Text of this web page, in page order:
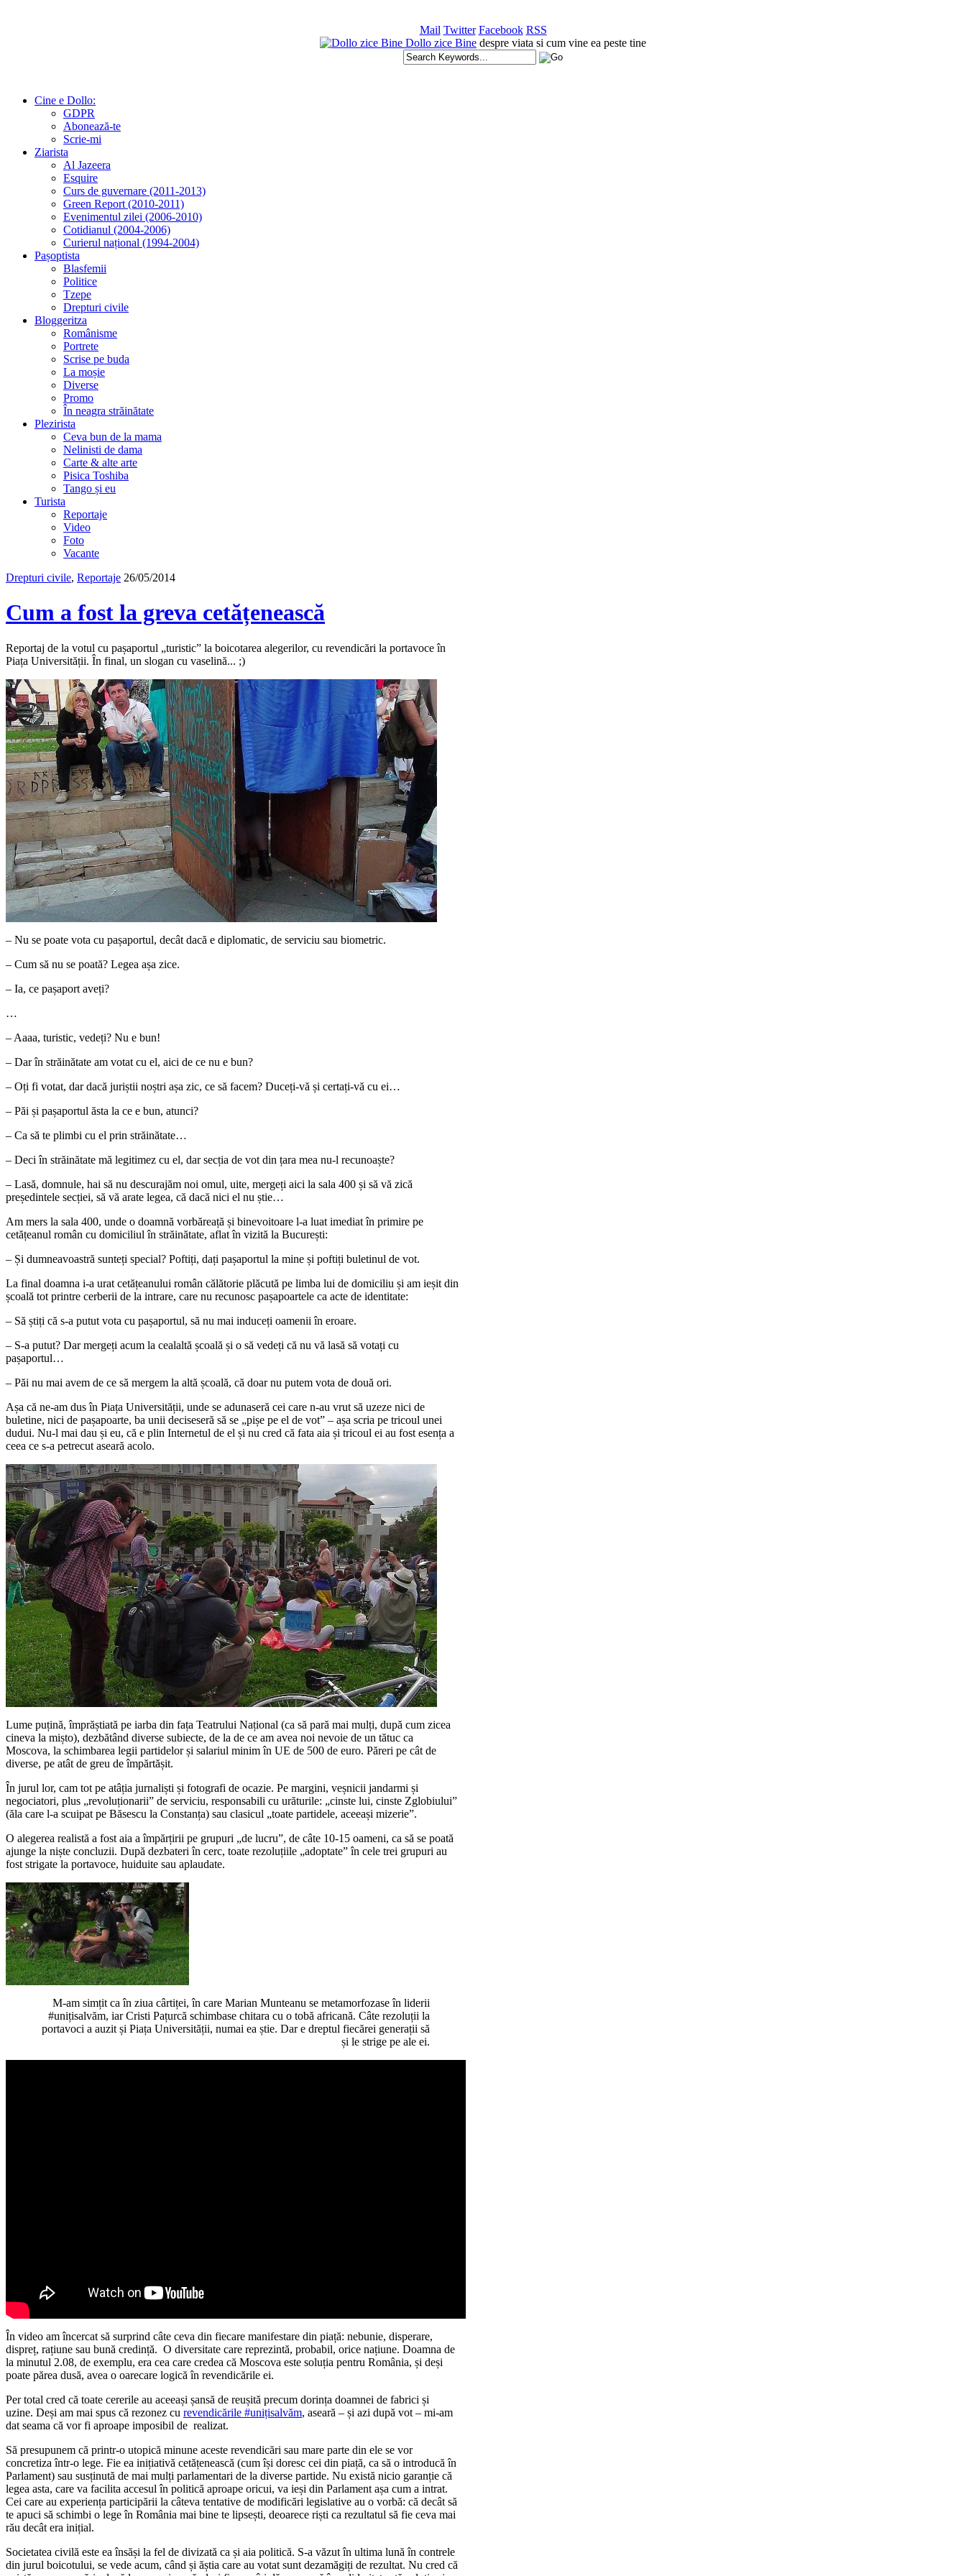
Mail Twitter Facebook RSS
Dollo zice Bine despre viata si cum vine ea peste tine
Cine e Dollo:
GDPR
Abonează-te
Scrie-mi
Ziarista
Al Jazeera
Esquire
Curs de guvernare (2011-2013)
Green Report (2010-2011)
Evenimentul zilei (2006-2010)
Cotidianul (2004-2006)
Curierul național (1994-2004)
Pașoptista
Blasfemii
Politice
Tzepe
Drepturi civile
Bloggeritza
Românisme
Portrete
Scrise pe buda
La moșie
Diverse
Promo
În neagra străinătate
Plezirista
Ceva bun de la mama
Nelinisti de dama
Carte & alte arte
Pisica Toshiba
Tango și eu
Turista
Reportaje
Video
Foto
Vacante
Drepturi civile, Reportaje 26/05/2014
Cum a fost la greva cetățenească
Reportaj de la votul cu pașaportul „turistic” la boicotarea alegerilor, cu revendicări la portavoce în
Piața Universității. În final, un slogan cu vaselină... ;)
– Nu se poate vota cu pașaportul, decât dacă e diplomatic, de serviciu sau biometric.
– Cum să nu se poată? Legea așa zice.
– Ia, ce pașaport aveți?
…
– Aaaa, turistic, vedeți? Nu e bun!
– Dar în străinătate am votat cu el, aici de ce nu e bun?
– Oți fi votat, dar dacă juriștii noștri așa zic, ce să facem? Duceți-vă și certați-vă cu ei…
– Păi și pașaportul ăsta la ce e bun, atunci?
– Ca să te plimbi cu el prin străinătate…
– Deci în străinătate mă legitimez cu el, dar secția de vot din țara mea nu-l recunoaște?
– Lasă, domnule, hai să nu descurajăm noi omul, uite, mergeți aici la sala 400 și să vă zică
președintele secției, să vă arate legea, că dacă nici el nu știe…
Am mers la sala 400, unde o doamnă vorbăreață și binevoitoare l-a luat imediat în primire pe
cetățeanul român cu domiciliul în străinătate, aflat în vizită la București:
– Și dumneavoastră sunteți special? Poftiți, dați pașaportul la mine și poftiți buletinul de vot.
La final doamna i-a urat cetățeanului român călătorie plăcută pe limba lui de domiciliu și am ieșit din
școală tot printre cerberii de la intrare, care nu recunosc pașapoartele ca acte de identitate:
– Să știți că s-a putut vota cu pașaportul, să nu mai induceți oamenii în eroare.
– S-a putut? Dar mergeți acum la cealaltă școală și o să vedeți că nu vă lasă să votați cu
pașaportul…
– Păi nu mai avem de ce să mergem la altă școală, că doar nu putem vota de două ori.
Așa că ne-am dus în Piața Universității, unde se adunaseră cei care n-au vrut să uzeze nici de
buletine, nici de pașapoarte, ba unii deciseseră să se „pișe pe el de vot” – așa scria pe tricoul unei
dudui. Nu-l mai dau și eu, că e plin Internetul de el și nu cred că fata aia și tricoul ei au fost esența a
ceea ce s-a petrecut aseară acolo.
Lume puțină, împrăștiată pe iarba din fața Teatrului Național (ca să pară mai mulți, după cum zicea
cineva la mișto), dezbătând diverse subiecte, de la de ce am avea noi nevoie de un tătuc ca
Moscova, la schimbarea legii partidelor și salariul minim în UE de 500 de euro. Păreri pe cât de
diverse, pe atât de greu de împărtășit.
În jurul lor, cam tot pe atâția jurnaliști și fotografi de ocazie. Pe margini, veșnicii jandarmi și
negociatori, plus „revoluționarii” de serviciu, responsabili cu urăturile: „cinste lui, cinste Zglobiului”
(ăla care l-a scuipat pe Băsescu la Constanța) sau clasicul „toate partidele, aceeași mizerie”.
O alegerea realistă a fost aia a împărțirii pe grupuri „de lucru”, de câte 10-15 oameni, ca să se poată
ajunge la niște concluzii. După dezbateri în cerc, toate rezoluțiile „adoptate” în cele trei grupuri au
fost strigate la portavoce, huiduite sau aplaudate.
M-am simțit ca în ziua cârtiței, în care Marian Munteanu se metamorfozase în liderii
#unițisalvăm, iar Cristi Pațurcă schimbase chitara cu o tobă africană. Câte rezoluții la
portavoci a auzit și Piața Universității, numai ea știe. Dar e dreptul fiecărei generații să
și le strige pe ale ei.
În video am încercat să surprind câte ceva din fiecare manifestare din piață: nebunie, disperare,
dispreț, rațiune sau bună credință. O diversitate care reprezintă, probabil, orice națiune. Doamna de
la minutul 2.08, de exemplu, era cea care credea că Moscova este soluția pentru România, și deși
poate părea dusă, avea o oarecare logică în revendicările ei.
Per total cred că toate cererile au aceeași șansă de reușită precum dorința doamnei de fabrici și
uzine. Deși am mai spus că rezonez cu revendicările #unițisalvăm, aseară – și azi după vot – mi-am
dat seama că vor fi aproape imposibil de realizat.
Să presupunem că printr-o utopică minune aceste revendicări sau mare parte din ele se vor
concretiza într-o lege. Fie ea inițiativă cetățenească (cum își doresc cei din piață, ca să o introducă în
Parlament) sau susținută de mai mulți parlamentari de la diverse partide. Nu există nicio garanție că
legea asta, care va facilita accesul în politică aproape oricui, va ieși din Parlament așa cum a intrat.
Cei care au experiența participării la câteva tentative de modificări legislative au o vorbă: că decât să
te apuci să schimbi o lege în România mai bine te lipsești, deoarece riști ca rezultatul să fie ceva mai
rău decât era inițial.
Societatea civilă este ea însăși la fel de divizată ca și aia politică. S-a văzut în ultima lună în contrele
din jurul boicotului, se vede acum, când și ăștia care au votat sunt dezamăgiți de rezultat. Nu cred că